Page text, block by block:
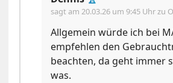
sagt am20.03.26 um 9:45 Uhrzu
Allgemein würde ich bei
empfehlen den
beachten, da geht immer
was.